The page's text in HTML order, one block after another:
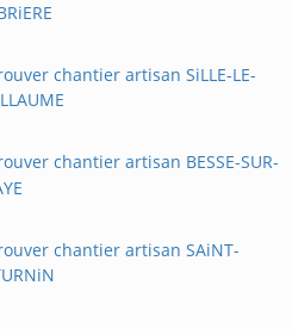
chantier artisan SiLLE-LE-
chantier artisan BESSE-SUR-
chantier artisan SAiNT-